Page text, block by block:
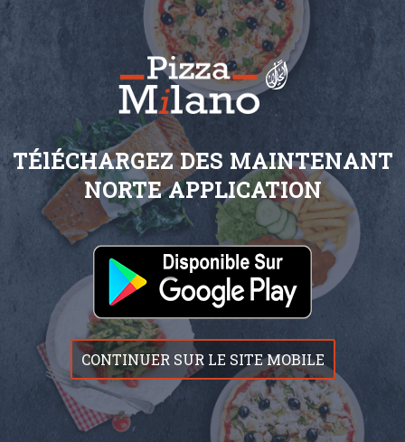
TÉlÉCHARGEZ DES MAINTENANT
NORTE APPLICATION
CONTINUER SUR LE SITE MOBILE